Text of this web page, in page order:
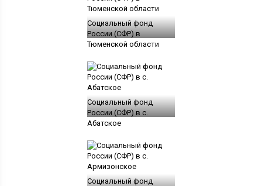
Социальный фонд
России (СФР) в
Тюменской области
Социальный фонд
России (СФР) в с.
Абатское
Социальный фонд